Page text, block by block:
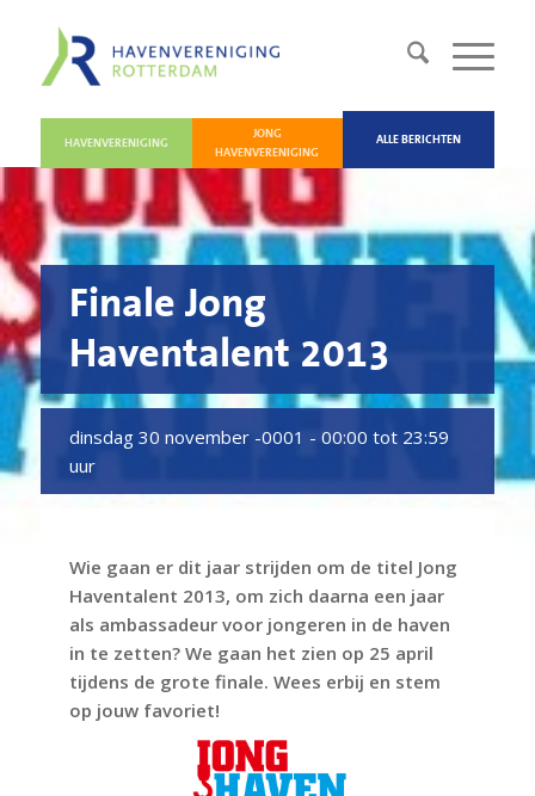
HAVENVERENIGING
JONG
HAVENVERENIGING
ALLE BERICHTEN
Finale Jong
Haventalent 2013
dinsdag 30 november -0001 - 00:00 tot 23:59
uur
Wie gaan er dit jaar strijden om de titel Jong
Haventalent 2013, om zich daarna een jaar
als ambassadeur voor jongeren in de haven
in te zetten? We gaan het zien op 25 april
tijdens de grote finale. Wees erbij en stem
op jouw favoriet!